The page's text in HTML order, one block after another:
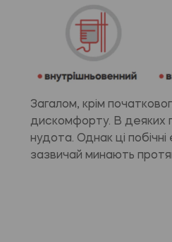
Загалом, крім
дискомфорту. В деяких
нудота. Однак ці
зазвичай минають